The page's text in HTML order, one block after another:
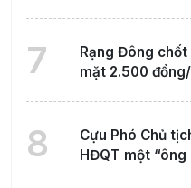
7
Rạng Đông
mặt 2.500
8
Cựu Phó Chủ
HĐQT một “ông